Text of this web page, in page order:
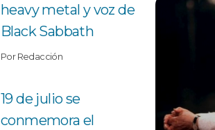
heavy metal y voz de
Black Sabbath
Por Redacción
19 de julio se
conmemora el